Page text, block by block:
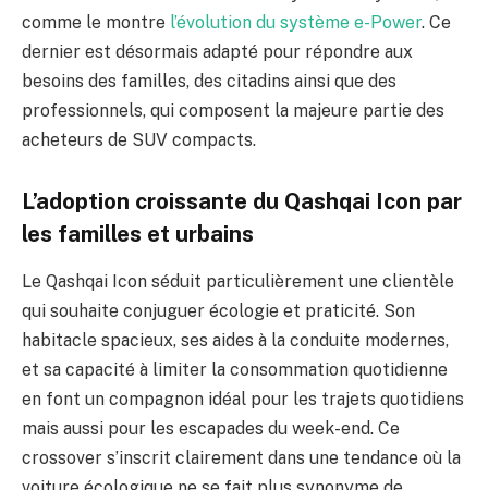
comme le montre l’évolution du système e-Power. Ce
dernier est désormais adapté pour répondre aux
besoins des familles, des citadins ainsi que des
professionnels, qui composent la majeure partie des
acheteurs de SUV compacts.
L’adoption croissante du Qashqai Icon par
les familles et urbains
Le Qashqai Icon séduit particulièrement une clientèle
qui souhaite conjuguer écologie et praticité. Son
habitacle spacieux, ses aides à la conduite modernes,
et sa capacité à limiter la consommation quotidienne
en font un compagnon idéal pour les trajets quotidiens
mais aussi pour les escapades du week-end. Ce
crossover s’inscrit clairement dans une tendance où la